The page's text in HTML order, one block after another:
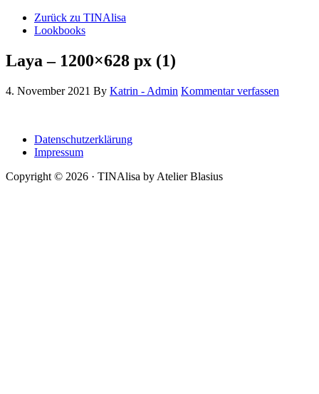
Zurück zu TINAlisa
Lookbooks
Laya – 1200×628 px (1)
4. November 2021 By Katrin - Admin Kommentar verfassen
Datenschutzerklärung
Impressum
Copyright © 2026 · TINAlisa by Atelier Blasius